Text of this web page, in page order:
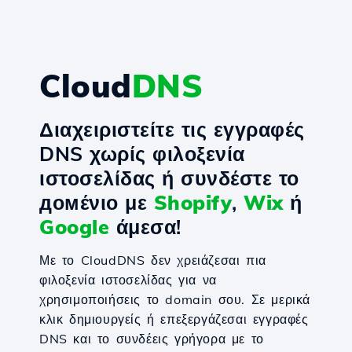
CloudDNS
Διαχειριστείτε τις εγγραφές
DNS χωρίς φιλοξενία
ιστοσελίδας ή συνδέστε το
домένιο με Shopify, Wixή
Google άμεσα!
Με το CloudDNS δεν χρειάζεσαι πια
φιλοξενία ιστοσελίδας για να
χρησιμοποιήσεις το domain σου. Σε μερικά
κλικ δημιουργείς ή επεξεργάζεσαι εγγραφές
DNS και το συνδέεις γρήγορα με το